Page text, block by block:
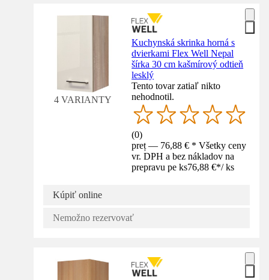
4 VARIANTY
Kuchynská skrinka horná s
dvierkami Flex Well Nepal
šírka 30 cm kašmírový odtieň
lesklý
Tento tovar zatiaľ nikto
nehodnotil.
(0)
preț — 76,88 € * Všetky ceny
vr. DPH a bez nákladov na
prepravu pe ks76,88 €*/ ks
Kúpiť online
Nemožno rezervovať